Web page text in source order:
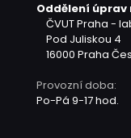
Oddělení úprav
ČVUT Praha -
Pod Juliskou 4
16000 Praha
Provozní doba:
Po-Pá 9-17 hod.